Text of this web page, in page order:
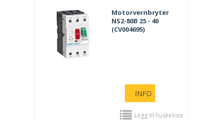
Motorvernbryter
NS2-80B 25 - 40
(CV004695)
INFO
Legg til huskeliste